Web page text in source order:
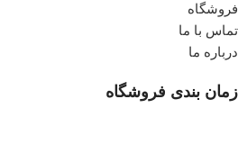
فروشگاه
تماس با ما
درباره ما
زمان بندی فروشگاه